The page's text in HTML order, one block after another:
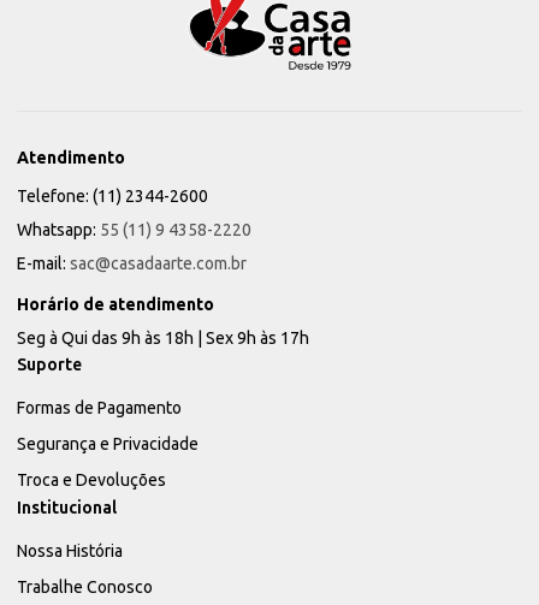
Atendimento
Telefone: (11) 2344-2600
Whatsapp: 55 (11) 9 4358-2220
E-mail: sac@casadaarte.com.br
Horário de atendimento
Seg à Qui das 9h às 18h | Sex 9h às 17h
Suporte
Formas de Pagamento
Segurança e Privacidade
Troca e Devoluções
Institucional
Nossa História
Trabalhe Conosco